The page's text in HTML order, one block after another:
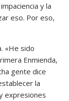
y la
eso. Por eso,
«He sido
Enmienda,
gente dice
la
expresiones